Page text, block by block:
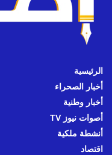
الرئيسية
أخبار الصحراء
أخبار وطنية
أصوات نيوز TV
أنشطة ملكية
اقتصاد